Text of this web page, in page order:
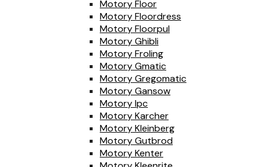
Motory Floor
Motory Floordress
Motory Floorpul
Motory Ghibli
Motory Froling
Motory Gmatic
Motory Gregomatic
Motory Gansow
Motory Ipc
Motory Karcher
Motory Kleinberg
Motory Gutbrod
Motory Kenter